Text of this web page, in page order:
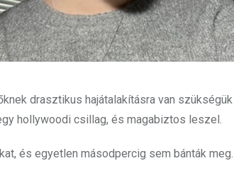
drasztikus hajátalakításra van szükségük
hollywoodi csillag, és magabiztos leszel.
és egyetlen másodpercig sem bánták meg.